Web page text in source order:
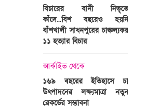
বিচারের বানী নিভৃতে
কাঁদে..বিশ বছরেও হয়নি
বাঁশখালী সাধনপুরের চাঞ্চল্যকর
১১ হত্যার বিচার
আর্কাইভ থেকে
১৬৯ বছরের ইতিহাসে চা
উৎপাদনের লক্ষ্যমাত্রা নতুন
রেকর্ডের সম্ভাবনা